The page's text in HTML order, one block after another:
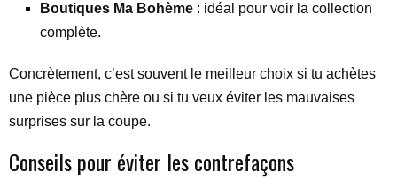
Boutiques Ma Bohème : idéal pour voir la collection
complète.
Concrètement, c’est souvent le meilleur choix si tu achètes
une pièce plus chère ou si tu veux éviter les mauvaises
surprises sur la coupe.
Conseils pour éviter les contrefaçons